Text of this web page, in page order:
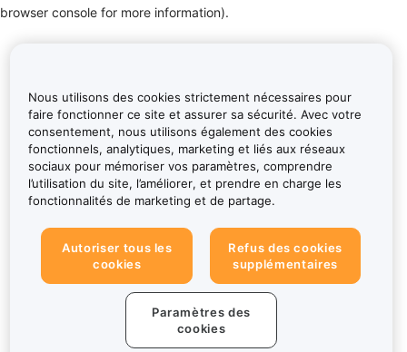
browser console for more information).
Nous utilisons des cookies strictement nécessaires pour
faire fonctionner ce site et assurer sa sécurité. Avec votre
consentement, nous utilisons également des cookies
fonctionnels, analytiques, marketing et liés aux réseaux
sociaux pour mémoriser vos paramètres, comprendre
l’utilisation du site, l’améliorer, et prendre en charge les
fonctionnalités de marketing et de partage.
Autoriser tous les
cookies
Refus des cookies
supplémentaires
Paramètres des
cookies